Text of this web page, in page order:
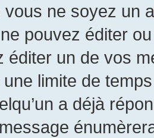
vous ne soyez un
pouvez éditer
éditer un de vos
limite de
a déjà